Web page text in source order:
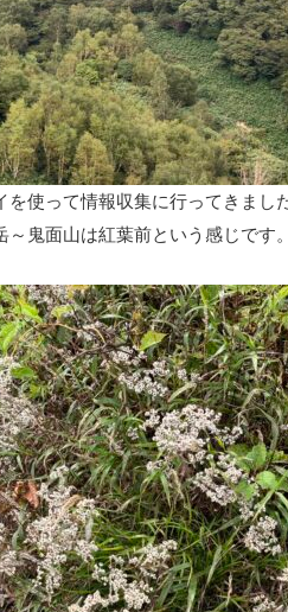
使って情報収集に行ってきました
鬼面山は紅葉前という感じです。